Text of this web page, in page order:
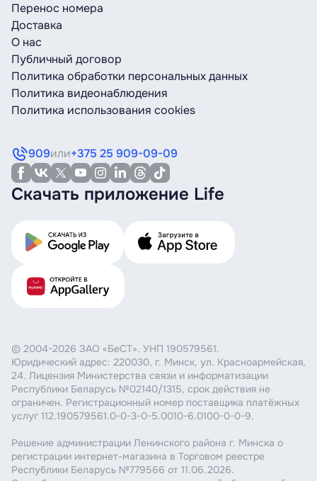
Перенос номера
Доставка
О нас
Публичный договор
Политика обработки персональных данных
Политика видеонаблюдения
Политика использования cookies
909или+375 25 909-09-09
Скачать приложение Life
© 2004-2026 ЗАО «БеСТ». УНП 190579561.
Юридический адрес: 220030, г. Минск, ул. Красноармейская,
24. Лицензия Министерства связи и информатизации
Республики Беларусь №02140/1315, срок действия не
ограничен. Регистрационный номер поставщика платёжных
услуг 112.190579561.0-0-3-0-5.0010-6.0100-0-0-9.
Решение администрации Ленинского района г. Минска о
регистрации интернет-магазина в Торговом реестре
Республики Беларусь №779566 от 11.06.2026.